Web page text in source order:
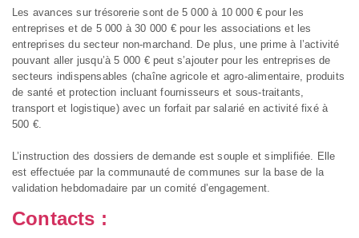
Les avances sur trésorerie sont de 5 000 à 10 000 € pour les
entreprises et de 5 000 à 30 000 € pour les associations et les
entreprises du secteur non-marchand. De plus, une prime à l’activité
pouvant aller jusqu’à 5 000 € peut s’ajouter pour les entreprises de
secteurs indispensables (chaîne agricole et agro-alimentaire, produits
de santé et protection incluant fournisseurs et sous-traitants,
transport et logistique) avec un forfait par salarié en activité fixé à
500 €.
L’instruction des dossiers de demande est souple et simplifiée. Elle
est effectuée par la communauté de communes sur la base de la
validation hebdomadaire par un comité d’engagement.
Contacts :